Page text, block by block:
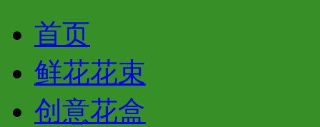
首页
鲜花花束
创意花盒